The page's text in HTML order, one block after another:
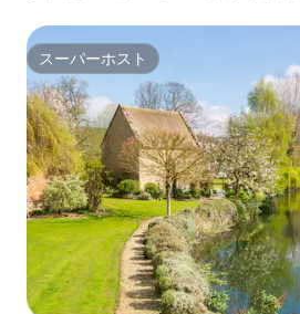
スーパーホスト
スーパーホスト